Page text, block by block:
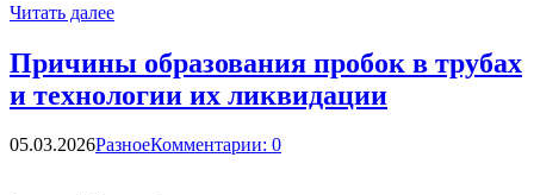
Читать далее
Причины образования пробок в трубах
и технологии их ликвидации
05.03.2026РазноеКомментарии: 0